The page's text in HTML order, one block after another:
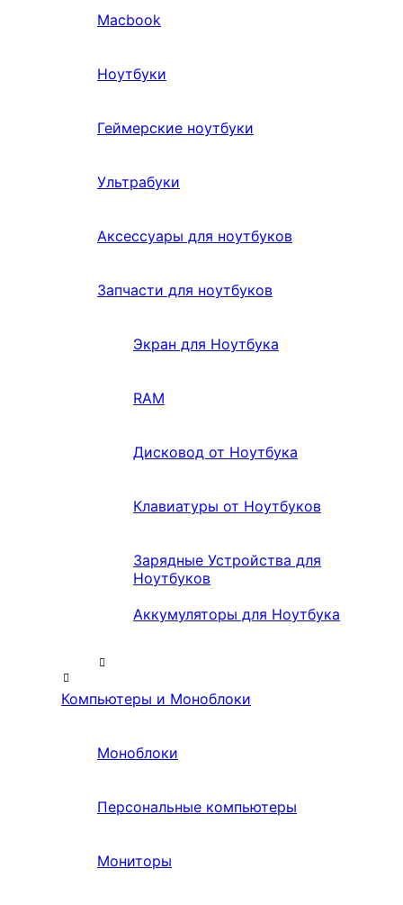
Macbook
Ноутбуки
Геймерские ноутбуки
Ультрабуки
Аксессуары для ноутбуков
Запчасти для ноутбуков
Экран для Ноутбука
RAM
Дисковод от Ноутбука
Клавиатуры от Ноутбуков
Зарядные Устройства для
Ноутбуков
Аккумуляторы для Ноутбука
Компьютеры и Моноблоки
Моноблоки
Персональные компьютеры
Мониторы